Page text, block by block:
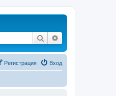
Поиск
Вход
Регистрация